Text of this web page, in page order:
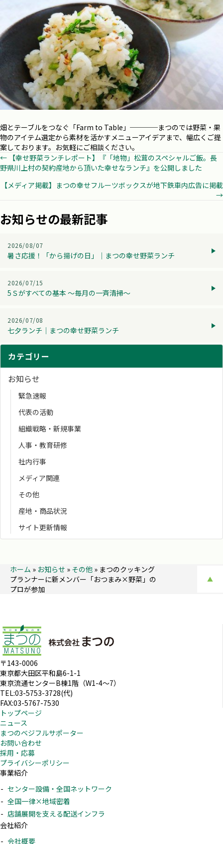
畑とテーブルをつなぐ「Farm to Table」────まつのでは野菜・果
物のアイテム選定から素材を活かすメニューアイデアまで、幅広くご提
案しております。お気軽にご相談ください。
Posts
navigation
← 【幸せ野菜ランチレポート】『「地物」松茸のスペシャルご飯。長
野県川上村の契約産地から頂いた幸せなランチ』を公開しました
【メディア掲載】まつの幸せフルーツボックスが地下鉄車内広告に掲載
→
お知らせの最新記事
2026/08/07
暑さ応援！「から揚げの日」│まつの幸せ野菜ランチ
2026/07/15
5Ｓがすべての基本 ～毎月の一斉清掃～
2026/07/08
七夕ランチ│まつの幸せ野菜ランチ
カテゴリー
お知らせ
緊急速報
代表の活動
組織戦略・新規事業
人事・教育研修
社内行事
メディア関連
その他
産地・商品状況
サイト更新情報
ホーム » お知らせ » その他 » まつのクッキング
プランナーに新メンバー「おつまみ×野菜」の
プロが参加
▲
〒143-0006
東京都大田区平和島6-1-1
東京流通センターB棟1階（W1-4～7）
TEL:03-5753-3728(代)
FAX:03-5767-7530
トップページ
ニュース
まつのベジフルサポーター
お問い合わせ
採用・応募
プライバシーポリシー
事業紹介
センター設備・全国ネットワーク
全国一律×地域密着
店舗展開を支える配送インフラ
会社紹介
会社概要